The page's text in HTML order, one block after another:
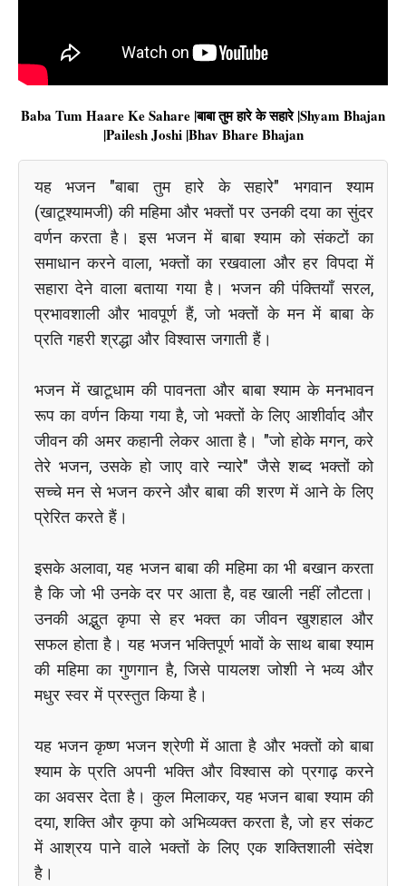
Baba Tum Haare Ke Sahare |बाबा तुम हारे के सहारे |Shyam Bhajan
|Pailesh Joshi |Bhav Bhare Bhajan
यह भजन "बाबा तुम हारे के सहारे" भगवान श्याम
(खाटूश्यामजी) की महिमा और भक्तों पर उनकी दया का सुंदर
वर्णन करता है। इस भजन में बाबा श्याम को संकटों का
समाधान करने वाला, भक्तों का रखवाला और हर विपदा में
सहारा देने वाला बताया गया है। भजन की पंक्तियाँ सरल,
प्रभावशाली और भावपूर्ण हैं, जो भक्तों के मन में बाबा के
प्रति गहरी श्रद्धा और विश्वास जगाती हैं।
भजन में खाटूधाम की पावनता और बाबा श्याम के मनभावन
रूप का वर्णन किया गया है, जो भक्तों के लिए आशीर्वाद और
जीवन की अमर कहानी लेकर आता है। "जो होके मगन, करे
तेरे भजन, उसके हो जाए वारे न्यारे" जैसे शब्द भक्तों को
सच्चे मन से भजन करने और बाबा की शरण में आने के लिए
प्रेरित करते हैं।
इसके अलावा, यह भजन बाबा की महिमा का भी बखान करता
है कि जो भी उनके दर पर आता है, वह खाली नहीं लौटता।
उनकी अद्भुत कृपा से हर भक्त का जीवन खुशहाल और
सफल होता है। यह भजन भक्तिपूर्ण भावों के साथ बाबा श्याम
की महिमा का गुणगान है, जिसे पायलश जोशी ने भव्य और
मधुर स्वर में प्रस्तुत किया है।
यह भजन कृष्ण भजन श्रेणी में आता है और भक्तों को बाबा
श्याम के प्रति अपनी भक्ति और विश्वास को प्रगाढ़ करने
का अवसर देता है। कुल मिलाकर, यह भजन बाबा श्याम की
दया, शक्ति और कृपा को अभिव्यक्त करता है, जो हर संकट
में आश्रय पाने वाले भक्तों के लिए एक शक्तिशाली संदेश
है।